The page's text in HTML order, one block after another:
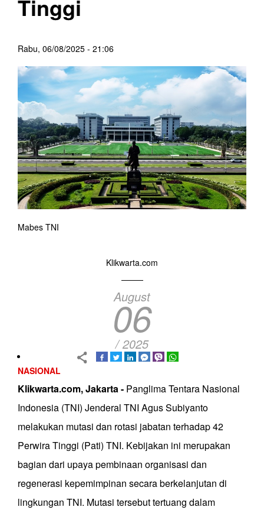
Tinggi
Rabu, 06/08/2025 - 21:06
Mabes TNI
Klikwarta.com
August
06
/ 2025
NASIONAL
Klikwarta.com, Jakarta - Panglima Tentara Nasional
Indonesia (TNI) Jenderal TNI Agus Subiyanto
melakukan mutasi dan rotasi jabatan terhadap 42
Perwira Tinggi (Pati) TNI. Kebijakan ini merupakan
bagian dari upaya pembinaan organisasi dan
regenerasi kepemimpinan secara berkelanjutan di
lingkungan TNI. Mutasi tersebut tertuang dalam